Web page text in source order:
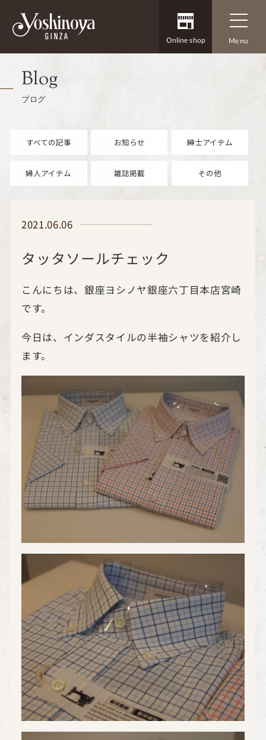
Online shop Menu
Blog
ブログ
すべての記事 お知らせ 紳士アイテム
婦人アイテム 雑誌掲載 その他
2021.06.06
タッタソールチェック
こんにちは、銀座ヨシノヤ銀座六丁目本店宮崎
です。
今日は、インダスタイルの半袖シャツを紹介し
ます。